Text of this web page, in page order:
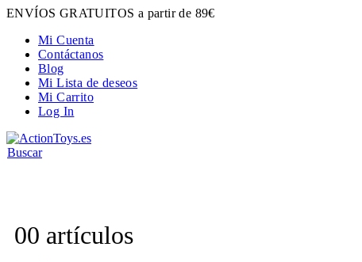
ENVÍOS GRATUITOS a partir de 89€
Mi Cuenta
Contáctanos
Blog
Mi Lista de deseos
Mi Carrito
Log In
Buscar
00 artículos